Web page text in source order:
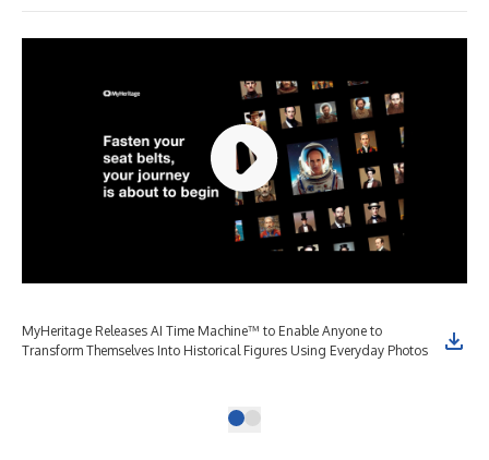
MyHeritage Releases AI Time Machine™ to Enable Anyone to
Transform Themselves Into Historical Figures Using Everyday Photos